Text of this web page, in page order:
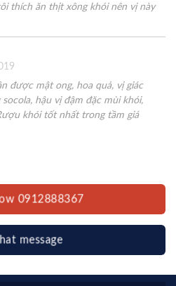
thích ăn thịt xông khói nên vị này
được mật ong, hoa quả, vị giác
hậu vị đậm đặc mùi khói,
khói tốt nhất trong tầm giá
0912888367
message